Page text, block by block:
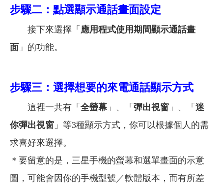
步驟二：點選顯示通話畫面設定
接下來選擇「 應用程式使用期間顯示通話畫
面 」的功能。
步驟三：選擇想要的來電通話顯示方式
這裡一共有「 全螢幕 」、「 彈出視窗 」、「 迷
你彈出視窗 」等3種顯示方式，你可以根據個人的需
求喜好來選擇。
＊要留意的是，三星手機的螢幕和選單畫面的示意
圖，可能會因你的手機型號／軟體版本，而有所差